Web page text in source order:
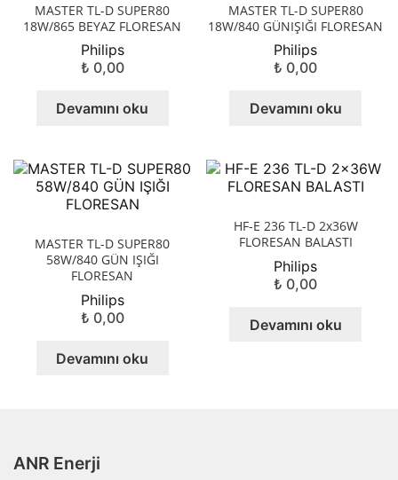
MASTER TL-D SUPER80
18W/865 BEYAZ FLORESAN
Philips
₺ 0,00
Devamını oku
MASTER TL-D SUPER80
18W/840 GÜNIŞIĞI FLORESAN
Philips
₺ 0,00
Devamını oku
MASTER TL-D SUPER80
58W/840 GÜN IŞIĞI
FLORESAN
Philips
₺ 0,00
Devamını oku
HF-E 236 TL-D 2x36W
FLORESAN BALASTI
Philips
₺ 0,00
Devamını oku
ANR Enerji